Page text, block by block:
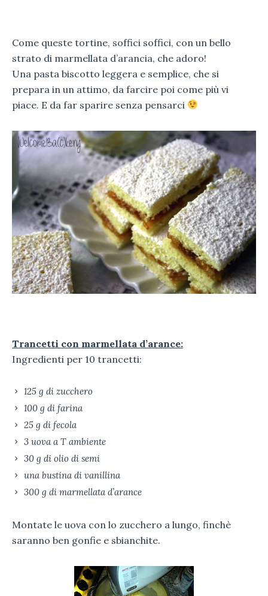
Come queste tortine, soffici soffici, con un bello
strato di marmellata d’arancia, che adoro!
Una pasta biscotto leggera e semplice, che si
prepara in un attimo, da farcire poi come più vi
piace. E da far sparire senza pensarci
Trancetti con marmellata d’arance:
Ingredienti per 10 trancetti:
125 g di zucchero
100 g di farina
25 g di fecola
3 uova a T ambiente
30 g di olio di semi
una bustina di vanillina
300 g di marmellata d’arance
Montate le uova con lo zucchero a lungo, finchè
saranno ben gonfie e sbianchite.